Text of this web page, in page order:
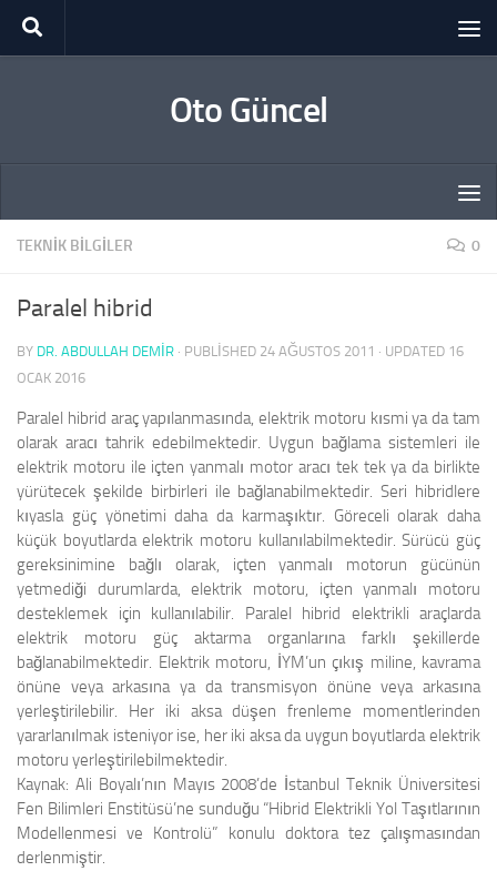
Skip to content
Oto Güncel
TEKNIK BILGILER 0
Paralel hibrid
BY DR. ABDULLAH DEMİR · PUBLISHED 24 AĞUSTOS 2011 · UPDATED 16
OCAK 2016
Paralel hibrid araç yapılanmasında, elektrik motoru kısmi ya da tam
olarak aracı tahrik edebilmektedir. Uygun bağlama sistemleri ile
elektrik motoru ile içten yanmalı motor aracı tek tek ya da birlikte
yürütecek şekilde birbirleri ile bağlanabilmektedir. Seri hibridlere
kıyasla güç yönetimi daha da karmaşıktır. Göreceli olarak daha
küçük boyutlarda elektrik motoru kullanılabilmektedir. Sürücü güç
gereksinimine bağlı olarak, içten yanmalı motorun gücünün
yetmediği durumlarda, elektrik motoru, içten yanmalı motoru
desteklemek için kullanılabilir. Paralel hibrid elektrikli araçlarda
elektrik motoru güç aktarma organlarına farklı şekillerde
bağlanabilmektedir. Elektrik motoru, İYM’un çıkış miline, kavrama
önüne veya arkasına ya da transmisyon önüne veya arkasına
yerleştirilebilir. Her iki aksa düşen frenleme momentlerinden
yararlanılmak isteniyor ise, her iki aksa da uygun boyutlarda elektrik
motoru yerleştirilebilmektedir.
Kaynak: Ali Boyalı’nın Mayıs 2008’de İstanbul Teknik Üniversitesi
Fen Bilimleri Enstitüsü’ne sunduğu “Hibrid Elektrikli Yol Taşıtlarının
Modellenmesi ve Kontrolü” konulu doktora tez çalışmasından
derlenmiştir.